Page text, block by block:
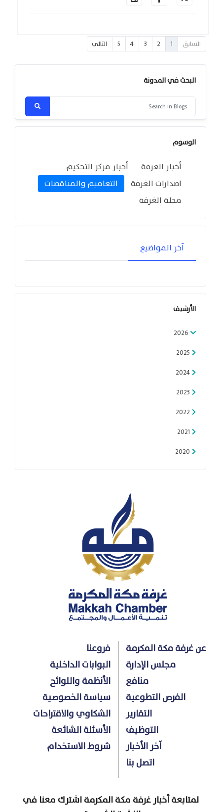
السابق 1
2
3
4
5 التالي
البحث في المدونة
الوسوم
أخبار الغرفة
أخبار مركز التحكيم
اصدارات الغرفة
التعاميم والمناقصات
مجلة الغرفة
آخر المواضيع
الأرشيف
2026
2025
2024
2023
2022
2021
2020
عن غرفة مكة المكرمة
مجلس الإدارة
منافع
الفرص التطوعية
التقارير
التوظيف
آخر الأخبار
اتصل بنا
فروعنا
البوابات الداخلية
الأنظمة واللوائح
سياسة الخصوصية
الشكاوي والاقتراحات
الأسئلة الشائعة
شروط الاستخدام
لمتابعة أخبار غرفة مكة المكرمة اشترك معنا في